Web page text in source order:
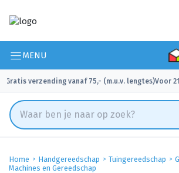
MENU
Gratis verzending vanaf 75,- (m.u.v. lengtes)
✓ Voor
Home Handgereedschap Tuingereedschap
Machines en Gereedschap